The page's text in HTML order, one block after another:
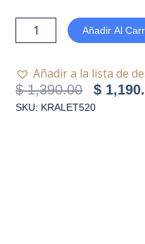
Kristalov
Alessia
520
ml
-
Añadir Al
Añadir a la lista de
$1,390.00
El
Precio
$
SKU: KRALET520